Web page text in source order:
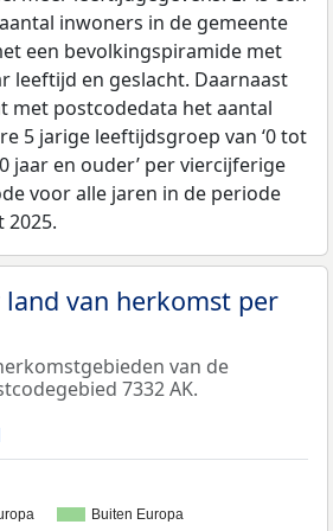
inwoners in de gemeente
een bevolkingspiramide met
leeftijd en geslacht. Daarnaast
met postcodedata het aantal
5 jarige leeftijdsgroep van ‘0 tot
jaar en ouder’ per viercijferige
voor alle jaren in de periode
2025.
van herkomst per
van de
7332 AK.
Buiten Europa